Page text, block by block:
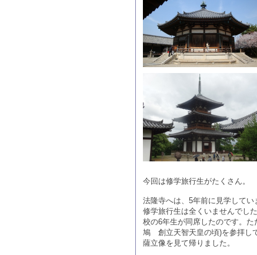
今回は修学旅行生がたくさん。
法隆寺へは、5年前に見学して
修学旅行生は全くいませんでし
校の6年生が同席したのです。
鳩 創立天智天皇の頃)を参拝し
薩立像を見て帰りました。